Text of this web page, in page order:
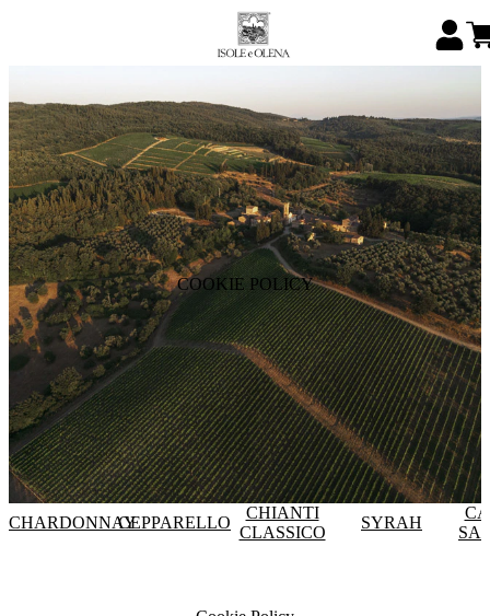
COOKIE POLICY
CHARDONNAYCEPPARELLO
CHIANTI
CLASSICO
SYRAH